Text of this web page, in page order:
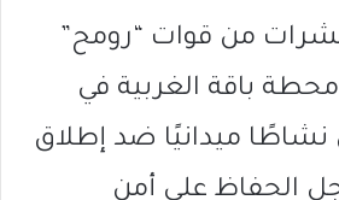
من قوات “رومح”
باقة الغربية في
ميدانيًا ضد إطلاق
الحفاظ على أمن